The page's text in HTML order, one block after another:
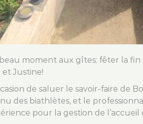
moment aux gîtes: fêter la fin
et Justine!
de saluer le savoir-faire de
des biathlètes, et le
pour la gestion de l’accueil